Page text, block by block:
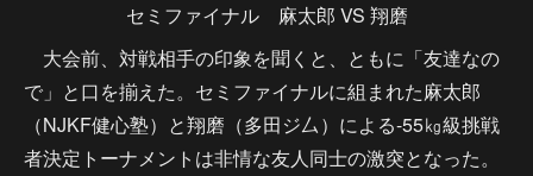
セミファイナル 麻太郎 VS 翔磨
大会前、対戦相手の印象を聞くと、ともに「友達なの
で」と口を揃えた。セミファイナルに組まれた麻太郎
（NJKF健心塾）と翔磨（多田ジ厶）による-55㎏級挑戦
者決定トーナメントは非情な友人同士の激突となった。